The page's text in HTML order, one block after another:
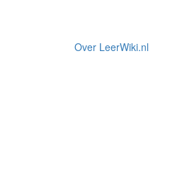
Over LeerWiki.nl